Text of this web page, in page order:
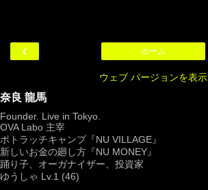
‹ ホーム
ウェブ バージョンを表示
奈良 龍馬
Founder. Live in Tokyo.
OVA Labo 主宰
ポトラッチキャンプ『NU VILLAGE』
新しいお金の廻し方『NU MONEY』
踊り子、オーガナイザー、投資家
ゆうしゃ Lv.1 (46)